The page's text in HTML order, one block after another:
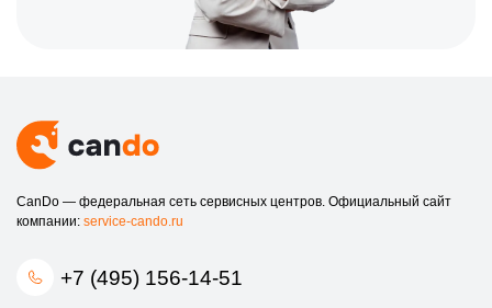
CanDo — федеральная сеть сервисных центров. Официальный сайт
компании: service-cando.ru
+7 (495) 156-14-51